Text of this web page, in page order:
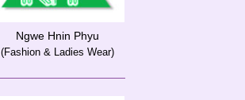
Ngwe Hnin Phyu
(Fashion & Ladies Wear)